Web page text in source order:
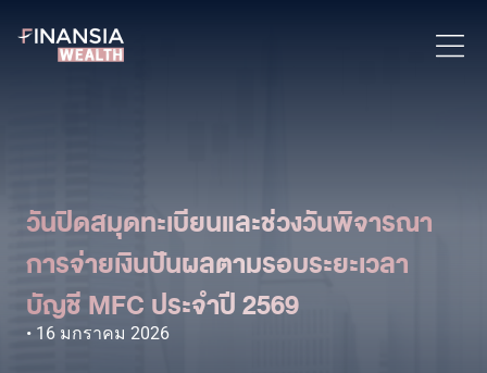
วันปิดสมุดทะเบียนและช่วงวันพิจารณา
การจ่ายเงินปันผลตามรอบระยะเวลา
บัญชี MFC ประจำปี 2569
16 มกราคม 2026